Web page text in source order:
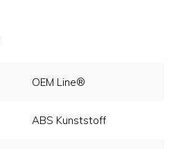
OEM Line®
ABS Kunststoff